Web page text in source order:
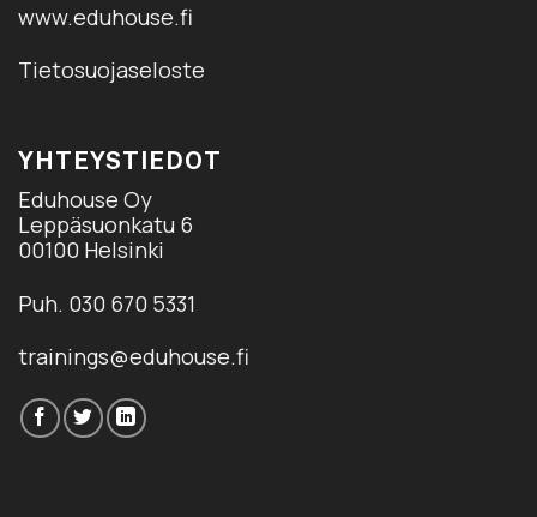
www.eduhouse.fi
Tietosuojaseloste
YHTEYSTIEDOT
Eduhouse Oy
Leppäsuonkatu 6
00100 Helsinki
Puh. 030 670 5331
trainings@eduhouse.fi